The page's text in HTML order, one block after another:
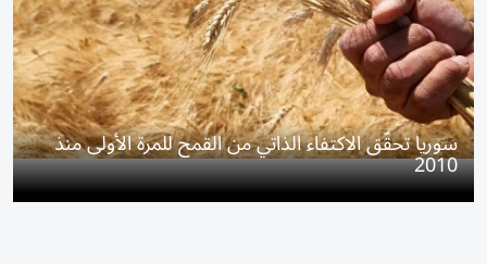
سوريا تحقّق الاكتفاء الذاتي من القمح للمرة الأولى منذ
2010